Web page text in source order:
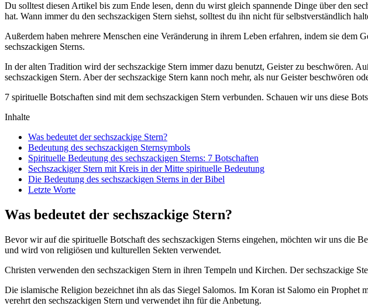
Du solltest diesen Artikel bis zum Ende lesen, denn du wirst gleich spannende Dinge über den
hat. Wann immer du den sechszackigen Stern siehst, solltest du ihn nicht für selbstverständlich
Außerdem haben mehrere Menschen eine Veränderung in ihrem Leben erfahren, indem sie dem
sechszackigen Sterns.
In der alten Tradition wird der sechszackige Stern immer dazu benutzt, Geister zu beschwören.
sechszackigen Stern. Aber der sechszackige Stern kann noch mehr, als nur Geister beschwören
7 spirituelle Botschaften sind mit dem sechszackigen Stern verbunden. Schauen wir uns diese
Inhalte
Was bedeutet der sechszackige Stern?
Bedeutung des sechszackigen Sternsymbols
Spirituelle Bedeutung des sechszackigen Sterns: 7 Botschaften
Sechszackiger Stern mit Kreis in der Mitte spirituelle Bedeutung
Die Bedeutung des sechszackigen Sterns in der Bibel
Letzte Worte
Was bedeutet der sechszackige Stern?
Bevor wir auf die spirituelle Botschaft des sechszackigen Sterns eingehen, möchten wir uns die
und wird von religiösen und kulturellen Sekten verwendet.
Christen verwenden den sechszackigen Stern in ihren Tempeln und Kirchen. Der sechszackige
Die islamische Religion bezeichnet ihn als das Siegel Salomos. Im Koran ist Salomo ein
verehrt den sechszackigen Stern und verwendet ihn für die Anbetung.